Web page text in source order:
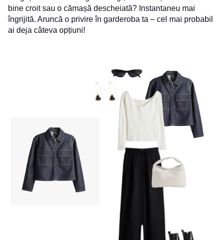
bine croit sau o cămașă descheiată? Instantaneu mai
îngrijită. Aruncă o privire în garderoba ta – cel mai probabil
ai deja câteva opțiuni!